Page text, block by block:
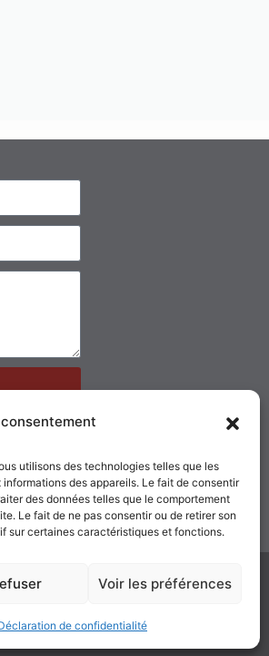
utilisons des technologies telles que les
des appareils. Le fait de consentir
des données telles que le comportement
Le fait de ne pas consentir ou de retirer son
sur certaines caractéristiques et fonctions.
Voir les préférences
de confidentialité
Politique de confidentialité